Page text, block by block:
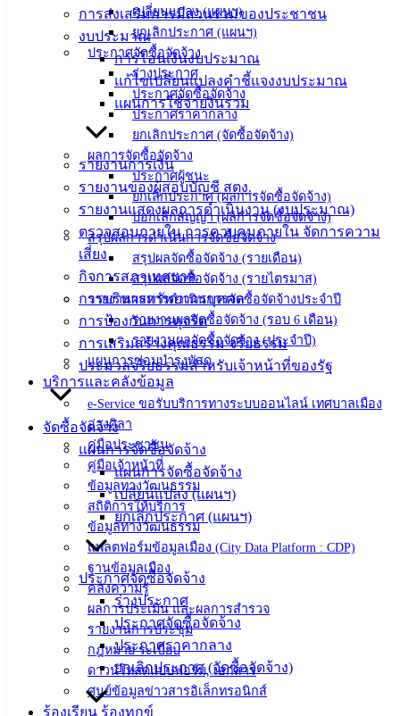
เปลี่ยนแปลง (แผนฯ)
ยกเลิกประกาศ (แผนฯ)
ประกาศจัดซื้อจัดจ้าง
ร่างประกาศ
ประกาศจัดซื้อจัดจ้าง
ประกาศราคากลาง
ยกเลิกประกาศ (จัดซื้อจัดจ้าง)
ผลการจัดซื้อจัดจ้าง
ประกาศผู้ชนะ
ยกเลิกประกาศ (ผลการจัดซื้อจัดจ้าง)
บอกเลิกสัญญา (ผลการจัดซื้อจัดจ้าง)
สรุปผลการดำเนินการจัดซื้อจัดจ้าง
สรุปผลจัดซื้อจัดจ้าง (รายเดือน)
สรุปผลจัดซื้อจัดจ้าง (รายไตรมาส)
รายงานผลการดำเนินการจัดซื้อจัดจ้างประจำปี
รายงานผลจัดซื้อจัดจ้าง (รอบ 6 เดือน)
รายงานผลจัดซื้อจัดจ้าง (ประจำปี)
แผนการซ่อมบำรุงพัสดุ
บริการและคลังข้อมูล
e-Service ขอรับบริการทางระบบออนไลน์ เทศบาลเมือง
อ่างศิลา
คู่มือประชาชน
คู่มือเจ้าหน้าที่
ข้อมูลทางวัฒนธรรม
สถิติการให้บริการ
ข้อมูลทางวัฒนธรรม
แพลตฟอร์มข้อมูลเมือง (City Data Platform : CDP)
ฐานข้อมูลเมือง
คลังความรู้
ผลการประเมิน และผลการสำรวจ
รายงานการประชุม
กฎหมาย ระเบียบ
ดาวน์โหลดแบบฟอร์ม, เอกสาร
ศูนย์ข้อมูลข่าวสารอิเล็กทรอนิกส์
ร้องเรียน ร้องทุกข์
การส่งเสริมการมีส่วนร่วมของประชาชน
งบประมาณ
การโอนเงินงบประมาณ
แก้ไขเปลี่ยนแปลงคำชี้แจงงบประมาณ
แผนการใช้จ่ายงินรวม
รายงานการเงิน
รายงานของผู้สอบบัญชี สตง.
รายงานแสดงผลการดำเนินงาน (งบประมาณ)
ตรวจสอบภายใน การควบคุมภายใน จัดการความ
เสี่ยง
กิจการสภาเทศบาล
การบริหารทรัพยากรบุคคล
การป้องกันการทุจริต
การเสริมสร้างคุณธรรม จริยธรรม
ประมวลจริยธรรมสำหรับเจ้าหน้าที่ของรัฐ
จัดซื้อจัดจ้าง
แผนการจัดซื้อจัดจ้าง
แผนการจัดซื้อจัดจ้าง
เปลี่ยนแปลง (แผนฯ)
ยกเลิกประกาศ (แผนฯ)
ประกาศจัดซื้อจัดจ้าง
ร่างประกาศ
ประกาศจัดซื้อจัดจ้าง
ประกาศราคากลาง
ยกเลิกประกาศ (จัดซื้อจัดจ้าง)
สายตรง
นายก
หัวหน้า
เทศบาล
สงวนลิขสิทธิ์ © 2563 เทศบาลเมืองอ่างศิลา จังหวัดชลบุรี |
angsilacity.go.th | Powered byBuuscript